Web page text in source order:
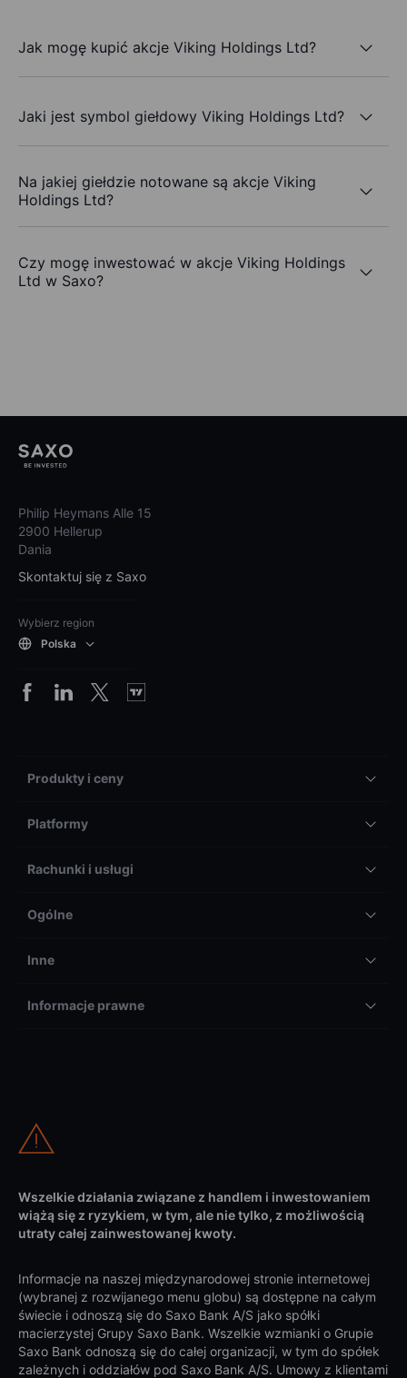
Jak mogę kupić akcje Viking Holdings Ltd?
Jaki jest symbol giełdowy Viking Holdings Ltd?
Na jakiej giełdzie notowane są akcje Viking
Holdings Ltd?
Czy mogę inwestować w akcje Viking Holdings
Ltd w Saxo?
Philip Heymans Alle 15
2900 Hellerup
Dania
Skontaktuj się z Saxo
Wybierz region
Polska
Produkty i ceny
Platformy
Rachunki i usługi
Ogólne
Inne
Informacje prawne
Wszelkie działania związane z handlem i inwestowaniem
wiążą się z ryzykiem, w tym, ale nie tylko, z możliwością
utraty całej zainwestowanej kwoty.
Informacje na naszej międzynarodowej stronie internetowej
(wybranej z rozwijanego menu globu) są dostępne na całym
świecie i odnoszą się do Saxo Bank A/S jako spółki
macierzystej Grupy Saxo Bank. Wszelkie wzmianki o Grupie
Saxo Bank odnoszą się do całej organizacji, w tym do spółek
zależnych i oddziałów pod Saxo Bank A/S. Umowy z klientami